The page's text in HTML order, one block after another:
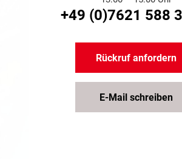
+49 (0)7621 588
Rückruf anfordern
E-Mail schreiben